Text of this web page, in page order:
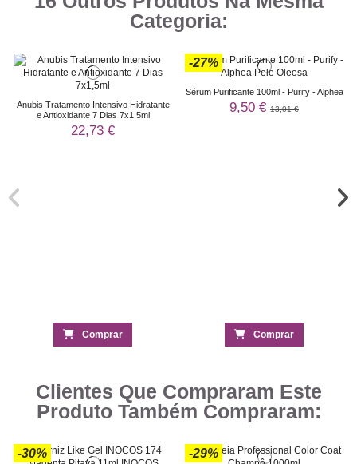
Categoria:
Anubis Tratamento Intensivo Hidratante
e Antioxidante 7 Dias 7x1,5ml
22,73 €
Comprar
-27%
Sérum Purificante 100ml - Purify - Alphea
9,50 € 13,01 €
Comprar
Clientes Que Compraram Este
Produto Também Compraram:
-30% -29%